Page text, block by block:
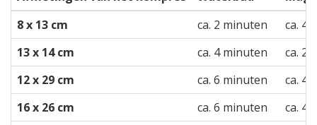
8 x 13 cm
ca. 2 minuten
ca.
13 x 14 cm
ca. 4 minuten
ca. 2
12 x 29 cm
ca. 6 minuten
ca. 4
16 x 26 cm
ca. 6 minuten
ca. 4